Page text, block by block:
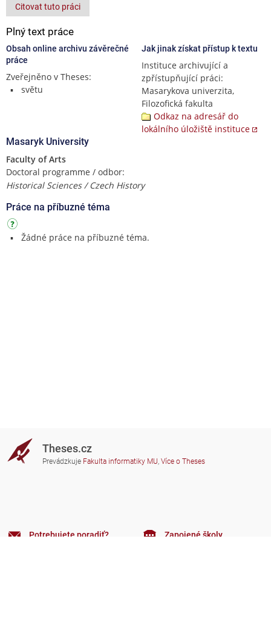
Citovat tuto práci
Plný text práce
Obsah online archivu závěrečné
práce
Zveřejněno v Theses:
světu
Jak jinak získat přístup k textu
Instituce archivující a
zpřístupňující práci:
Masarykova univerzita,
Filozofická fakulta
Odkaz na adresář do
lokálního úložiště instituce
Masaryk University
Faculty of Arts
Doctoral programme / odbor:
Historical Sciences / Czech History
Práce na příbuzné téma
Žádné práce na příbuzné téma.
Theses.cz
Prevádzkuje Fakulta informatiky MU, Více o Theses
Potrebujete poradiť? Zapojené školy